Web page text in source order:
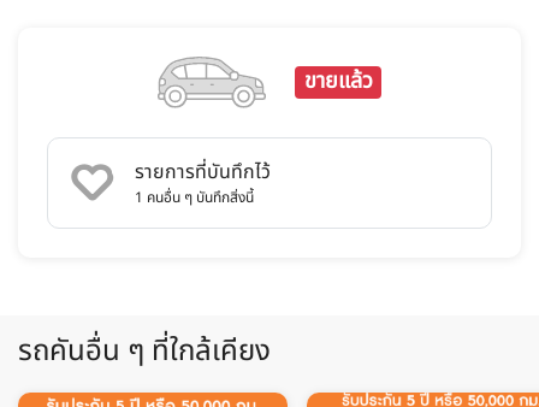
ขายแล้ว
รายการที่บันทึกไว้
1 คนอื่น ๆ บันทึกสิ่งนี้
รถคันอื่น ๆ ที่ใกล้เคียง